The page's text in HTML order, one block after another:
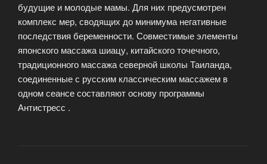
будущие и молодые мамы. Для них предусмотрен
комплекс мер, сводящих до минимума негативные
последствия беременности. Совместимые элементы
японского массажа шиацу, китайского точечного,
традиционного массажа северной школы Таиланда,
соединенные с русским классическим массажем в
одном сеансе составляют основу программы
Антистресс .